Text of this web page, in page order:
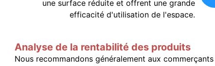
une surface réduite et offrent une grande
efficacité d'utilisation de l'espace.
Analyse de la rentabilité des produits
Nous recommandons généralement aux